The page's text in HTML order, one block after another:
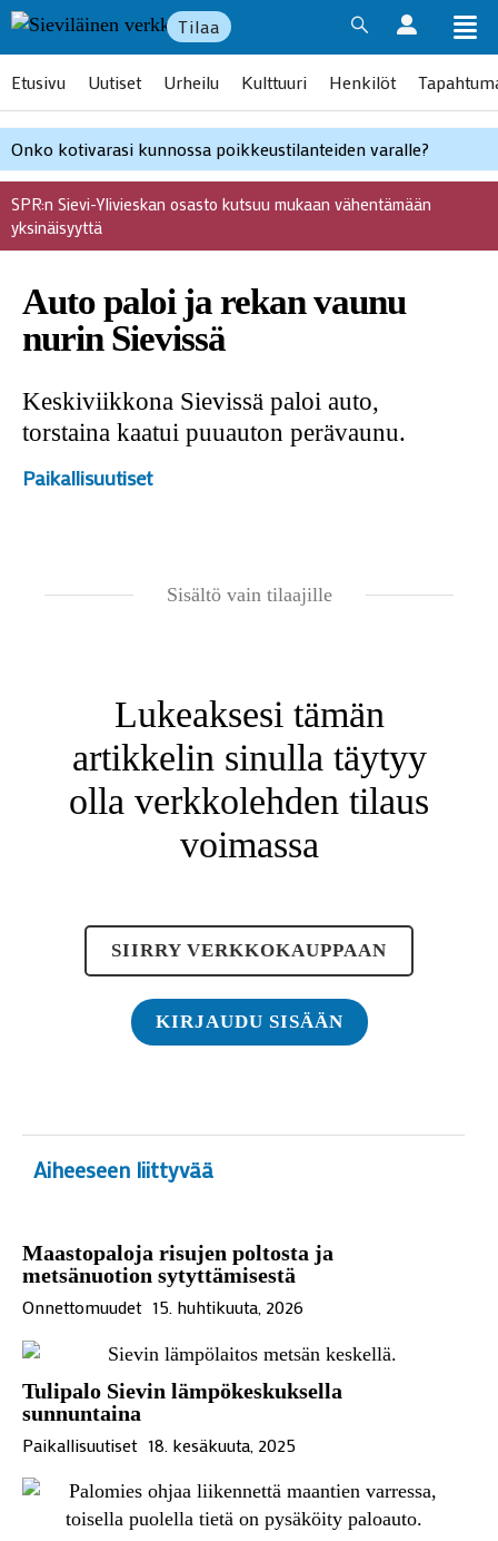
Tilaa
Etusivu Uutiset Urheilu Kulttuuri Henkilöt
Onko kotivarasi kunnossa poikkeustilanteiden varalle?
SPR:n Sievi-Ylivieskan osasto kutsuu mukaan vähentämään
yksinäisyyttä
Auto paloi ja rekan vaunu
nurin Sievissä
Keskiviikkona Sievissä paloi auto,
torstaina kaatui puuauton perävaunu.
Paikallisuutiset
Sisältö vain tilaajille
Lukeaksesi tämän
artikkelin sinulla täytyy
olla verkkolehden tilaus
voimassa
SIIRRY VERKKOKAUPPAAN
KIRJAUDU SISÄÄN
Aiheeseen liittyvää
Maastopaloja risujen poltosta ja
metsänuotion sytyttämisestä
Onnettomuudet 15. huhtikuuta, 2026
Tulipalo Sievin lämpökeskuksella
sunnuntaina
Paikallisuutiset 18. kesäkuuta, 2025